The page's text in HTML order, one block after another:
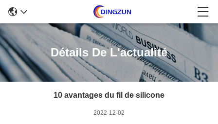
Détails De L'actualité
10 avantages du fil de silicone
2022-12-02